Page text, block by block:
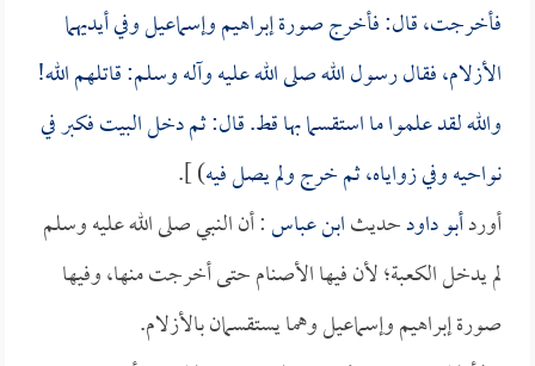
فأخرجت، قال: فأخرج صورة إبراهيم وإسماعيل وفي أيديهما
الأزلام، فقال رسول الله صلى الله عليه وآله وسلم: قاتلهم الله!
والله لقد علموا ما استقسما بها قط. قال: ثم دخل البيت فكبر في
نواحيه وفي زواياه، ثم خرج ولم يصل فيه) ].
أوردأبو داودحديثابن عباس: أن النبي صلى الله عليه وسلم
لم يدخل الكعبة؛ لأن فيها الأصنام حتى أخرجت منها، وفيها
صورة إبراهيم وإسماعيل وهما يستقسمان بالأزلام.